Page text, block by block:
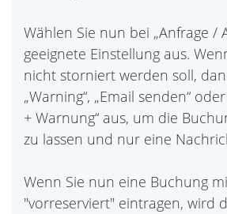
Wählen Sie nun bei „Anfrage /
geeignete Einstellung aus.
nicht storniert werden soll,
„Warning“, „Email senden“
+ Warnung“ aus, um die
zu lassen und nur eine
Wenn Sie nun eine Buchung
"vorreserviert" eintragen, wird